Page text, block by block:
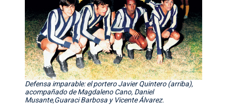
Defensa imparable: el portero Javier Quintero (arriba),
acompañado de Magdaleno Cano, Daniel
Musante,Guaraci Barbosa y Vicente Álvarez.